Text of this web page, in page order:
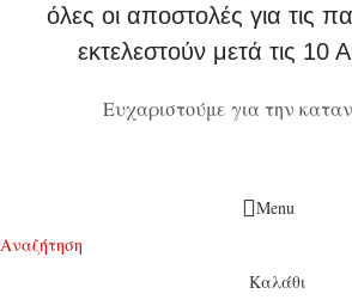
όλες οι αποστολές για τις
εκτελεστούν μετά τις 10
Ευχαριστούμε για την
Menu
Αναζήτηση
Καλάθι